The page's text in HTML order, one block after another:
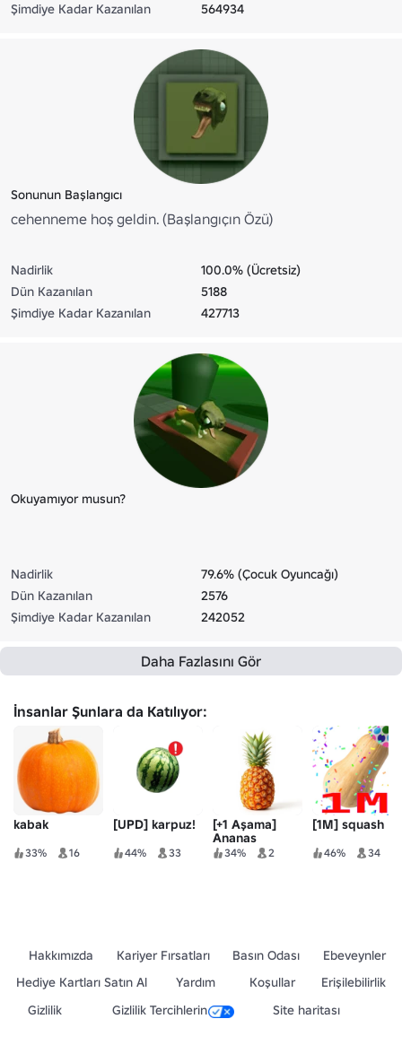
Şimdiye Kadar Kazanılan
564934
Sonunun Başlangıcı
cehenneme hoş geldin. (Başlangıçın Özü)
Nadirlik
100.0% (Ücretsiz)
Dün Kazanılan
5188
Şimdiye Kadar Kazanılan
427713
Okuyamıyor musun?
Nadirlik
79.6% (Çocuk Oyuncağı)
Dün Kazanılan
2576
Şimdiye Kadar Kazanılan
242052
Daha Fazlasını Gör
İnsanlar Şunlara da Katılıyor:
kabak
33% 16
[UPD] karpuz!
44% 33
[+1 Aşama]
Ananas
34% 2
[1M] squash
46% 34
Hakkımızda Kariyer Fırsatları Basın Odası
Ebeveynler
Hediye Kartları Satın Al
Yardım Koşullar
Erişilebilirlik
Gizlilik
Gizlilik Tercihlerin Site haritası